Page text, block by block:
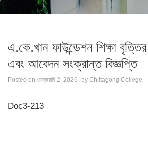
এ.কে.খান ফাউন্ডেশন শিক্ষা
এবং আবেদন সংক্রান্ত বিজ্ঞপ্তি
Posted on ফেব্রুয়ারি 2, 2026 by Chittagong College
Doc3-213